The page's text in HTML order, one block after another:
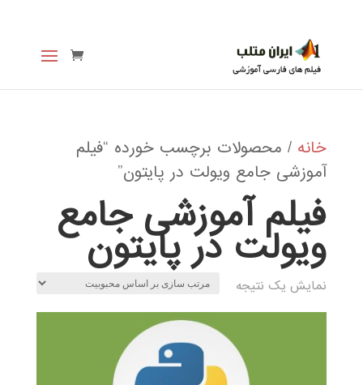
خانه / محصولات برچسب خورده “فیلم
آموزشی جامع ویولت در پایتون”
فیلم آموزشی جامع
ویولت در پایتون
نمایش یک نتیجه